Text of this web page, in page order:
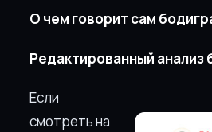
О чем говорит сам
Редактированный анализ
Если
смотреть на